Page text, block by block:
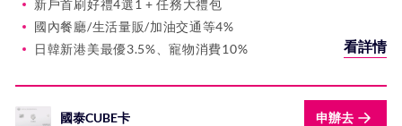
新戶首刷好禮4選1 + 任務大禮包
國內餐廳/生活量販/加油交通等4%
日韓新港美最優3.5%、寵物消費10%
看詳情
國泰CUBE卡 申辦去